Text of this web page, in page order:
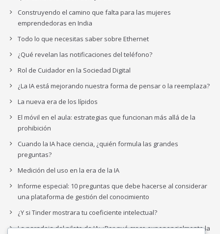
Construyendo el camino que falta para las mujeres
emprendedoras en India
Todo lo que necesitas saber sobre Ethernet
¿Qué revelan las notificaciones del teléfono?
Rol de Cuidador en la Sociedad Digital
¿La IA está mejorando nuestra forma de pensar o la reemplaza?
La nueva era de los lípidos
El móvil en el aula: estrategias que funcionan más allá de la
prohibición
Cuando la IA hace ciencia, ¿quién formula las grandes
preguntas?
Medición del uso en la era de la IA
Informe especial: 10 preguntas que debe hacerse al considerar
una plataforma de gestión del conocimiento
¿Y si Tinder mostrara tu coeficiente intelectual?
La paradoja del piloto de IA: ¿Por qué crece exponencialmente la